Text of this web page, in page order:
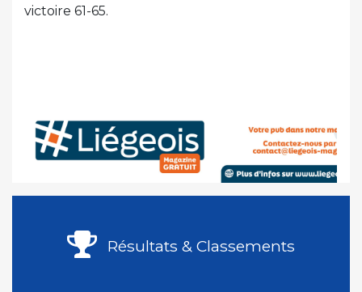
victoire 61-65.
Résultats & Classements